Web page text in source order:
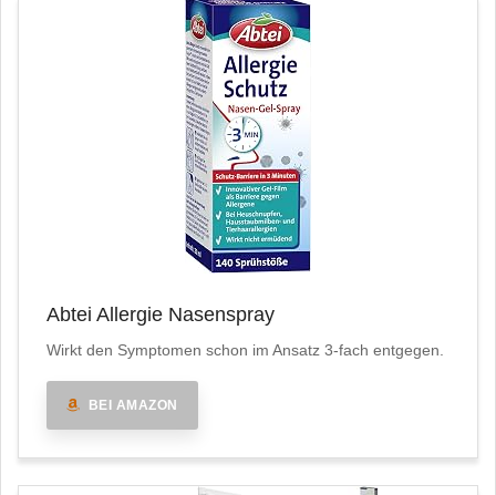
Abtei Allergie Nasenspray
Wirkt den Symptomen schon im Ansatz 3-fach entgegen.
BEI AMAZON